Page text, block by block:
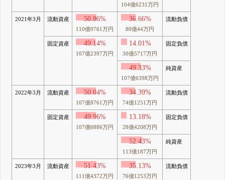
104億6231万円
2021年3月 流動資産 50.86%
110億9761万円
36.66%
80億44万円
流動負債
固定資産 49.14%
107億2397万円
14.01%
30億5717万円
固定負債
49.33%
107億6398万円
純資産
2022年3月 流動資産 50.04%
107億8761万円
34.39%
74億1251万円
流動負債
固定資産 49.96%
107億6886万円
13.18%
28億4208万円
固定負債
52.43%
113億187万円
純資産
2023年3月 流動資産 51.43%
111億4372万円
35.13%
76億1253万円
流動負債